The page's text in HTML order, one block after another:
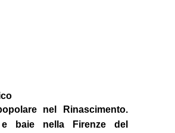
nel Rinascimento.
baie nella Firenze del